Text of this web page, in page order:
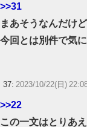
>>31
まあそうなんだけ
今回とは別件で気
37: 2023/10/22(日)
>>22
この一文はとりあ